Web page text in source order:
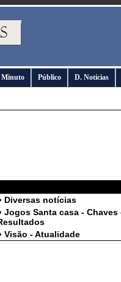
Minuto Público D. Notícias
Diversas notícias
Jogos Santa casa - Chaves
Visão - Atualidade